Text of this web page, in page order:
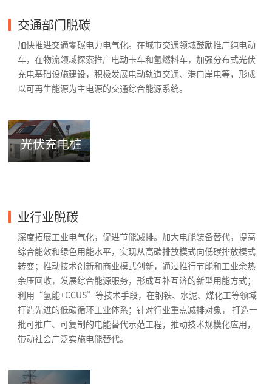
交通部门脱碳
加快推进交通零碳电力电气化。在城市交通领域鼓励推广纯电动
车，在物流领域探索推广电动卡车和氢燃料车，加强分布式光伏
充电基础设施建设，积极发展电动轨道交通、港口岸电等，形成
以可再生能源为主电源的交通综合能源系统。
光伏充电桩
业行业脱碳
深度拓展工业电气化，促进节能减排。加大电能装备替代，提高
综合能效和绿色用能水平，实现从高碳排放模式向低碳排放模式
转变；推动技术创新和商业模式创新，通过推行节能和工业余热
余压回收，发展综合能源服务，形成互补互济的新型用能方式；
利用“氢能+CCUS”等技术手段，在钢铁、水泥、煤化工等领域
打造先进的低碳循环工业体系；针对行业重点减排对象， 打造一
批可推广、可复制的电能替代示范工程，推动技术规模化应用，
带动社会广泛实施电能替代。